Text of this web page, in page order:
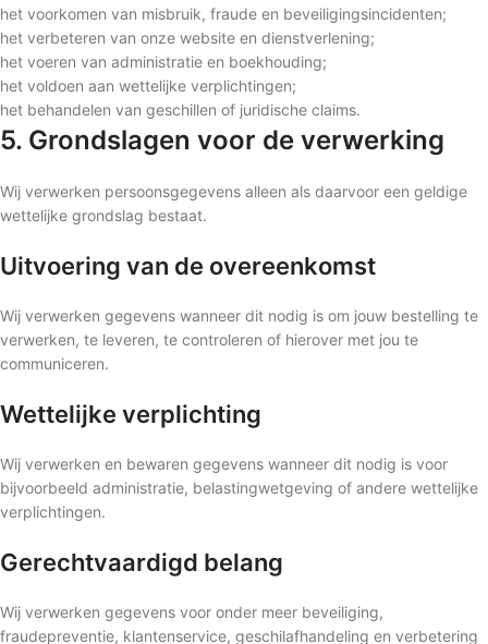
het voorkomen van misbruik, fraude en beveiligingsincidenten;
het verbeteren van onze website en dienstverlening;
het voeren van administratie en boekhouding;
het voldoen aan wettelijke verplichtingen;
het behandelen van geschillen of juridische claims.
5. Grondslagen voor de verwerking
Wij verwerken persoonsgegevens alleen als daarvoor een geldige
wettelijke grondslag bestaat.
Uitvoering van de overeenkomst
Wij verwerken gegevens wanneer dit nodig is om jouw bestelling te
verwerken, te leveren, te controleren of hierover met jou te
communiceren.
Wettelijke verplichting
Wij verwerken en bewaren gegevens wanneer dit nodig is voor
bijvoorbeeld administratie, belastingwetgeving of andere wettelijke
verplichtingen.
Gerechtvaardigd belang
Wij verwerken gegevens voor onder meer beveiliging,
fraudepreventie, klantenservice, geschilafhandeling en verbetering